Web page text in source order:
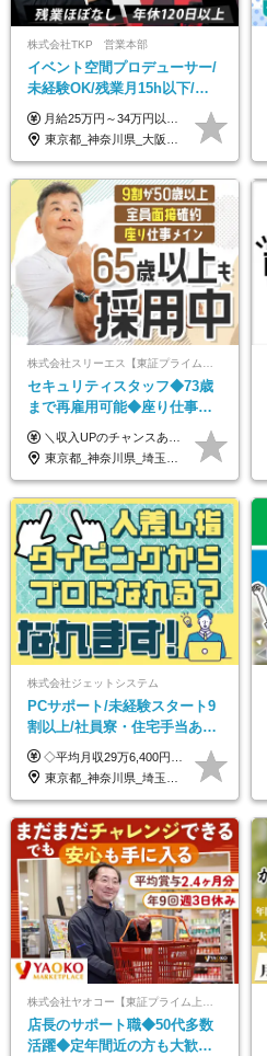
株式会社TKP 営業本部
イベント空間プロデューサー/
未経験OK/残業月15h以下/豊
富な福利厚生/全国募集/平均有
給取得日数14.9日
月給25万円～34万円以上＋各種手当＋残業代＋賞与年2回（昨年度2～4ヶ月分） 初年度想定年収：350万円～ ＜クラス・経験別の月給目安＞ ■メンバークラス：月給25万円以上 ■店長やSVなどのマネジメント経験者：月給30万円～スタート可 ■リーダークラス：月給34万円以上 ※月給は配属エリア・経験・能力を考慮して決定します（前職の経験・収入をお聞かせください）。 ※上記にはみなし残業手当20～30時間分（メンバー：3万1134円以上、経験5年以上：5万2448円以上、リーダー：5万9441円以上）を含みます。 ※超過分は別途支給いたします。
東京都_神奈川県_大阪府_愛知県_北海道_宮城県_静岡県_京都府_広島県_福岡県
株式会社スリーエス【東証プライム上場グループ】
セキュリティスタッフ◆73歳
まで再雇用可能◆座り仕事中
心◆東証プライム上場G◆応
募者全員面接◆賞与年2回
＼収入UPのチャンスあり◎昇給も可能です！／ ◆正社員 月給(地域による）＋グレード手当、深夜手当、残業代（全額支給）等の各種手当＋賞与年2回 ＜東京都／神奈川県（横浜市）＞ 月給21万4000円～27万円 ＜埼玉県／千葉県＞ 月給19万90000円～25万1000円 ＜栃木県／茨城県／山梨県＞ 月給18万4000円～23万6000円 【試用期間】 正社員：3ヵ月 アルバイト：なし ※試用期間と本採用後の給与・待遇に差異はありません ※グレード手当、深夜手当の詳細額は面接にてご案内させていただきます ※正社員は60歳定年のため、60代の方は嘱託社員での採用です。給与条件は嘱託給与となり、退職金と賞与がありません ＼正社員は「グレード認定制」という評価あり！制度勤続年数等に応じて入社時から手当を支給／ ◆グレードI：＋2000円（入社時～） ◆グレードII：＋5000円（在籍1年以上＆当社基準に当てはまる方） ◆グレードIII：＋1万円（社内試験の合格者） ◆アルバイト・パート 東京都:時給1226円 神奈川県:時給1225円 千葉県：時給1140円 埼玉県:時給1141円 栃木県:1068円 茨城県:1074円 山梨県:1052円
東京都_神奈川県_埼玉県_千葉県_茨城県_栃木県_山梨県
株式会社ジェットシステム
PCサポート/未経験スタート9
割以上/社員寮・住宅手当あり/
正社員デビューOK/20代～30
代活躍中/全国募集
◇平均月収29万6,400円(各種手当含む) ◇住宅手当⇒最大家賃の半額支給 ◇賞与年2回支給 ■月給22万5,000円以上＋地域手当＋時間外手当＋住宅手当＋家族手当 ※経験やスキルに応じて給与を決定します ※試用期間2ヶ月あり（期間内は時給1,060円以上となります） └地域により上がる可能性があり／例：東京都時給1,370円 └その他待遇に差異なし ＜モデル月収例＞ 1年目：296,400円 3年目：320,000円 【固定残業代について】 なし（残業代は、実際の労働時間に応じて別途全額支給）
東京都_神奈川県_埼玉県_千葉県_大阪府_愛知県_北海道_青森県_岩手県_宮城県_秋田県_山形県_福島県_茨城県_群馬県_新潟県_山梨県_長野県_富山県_石川県_静岡県_岐阜県_三重県_兵庫県_京都府_滋賀県_奈良県_和歌山県_広島県_岡山県_鳥取県_島根県_山口県_徳島県_香川県_愛媛県_高知県_福岡県_熊本県_佐賀県_長崎県_大分県_宮崎県_沖縄県
店長のサポート職◆50代多数
活躍◆定年間近の方も大歓